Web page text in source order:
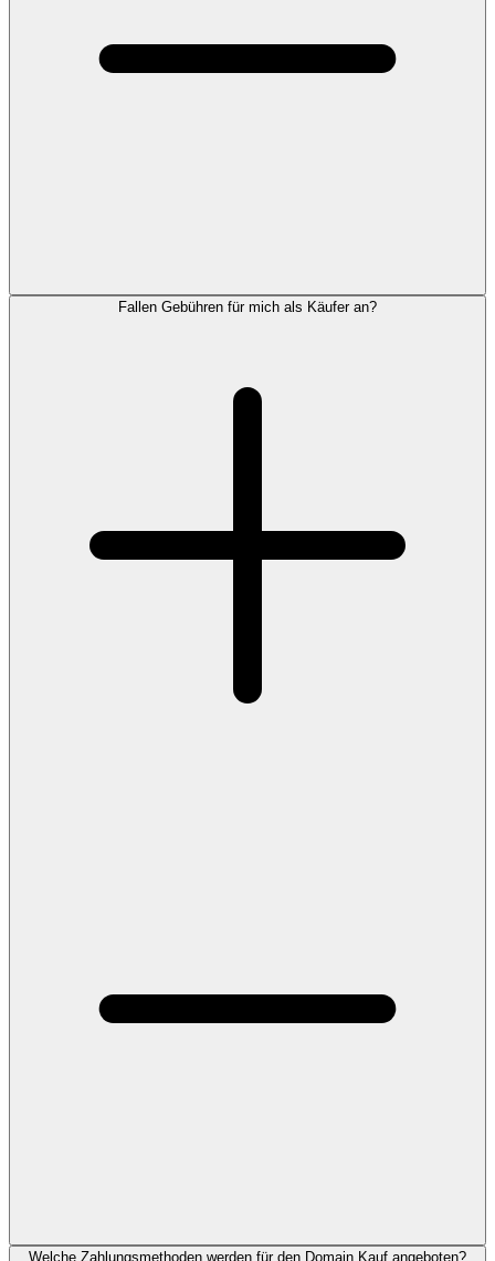
Fallen Gebühren für mich als Käufer an?
Welche Zahlungsmethoden werden für den Domain Kauf angeboten?